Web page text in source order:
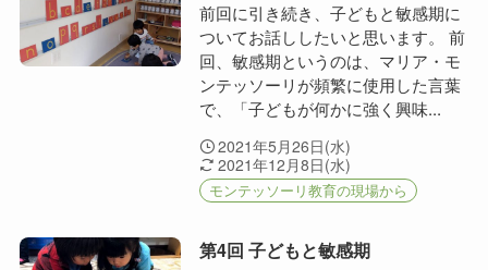
前回に引き続き、子どもと敏感期に
ついてお話ししたいと思います。 前
回、敏感期というのは、マリア・モ
ンテッソーリが頻繁に使用した言葉
で、「子どもが何かに強く興味...
2021年5月26日(水)
2021年12月8日(水)
モンテッソーリ教育の現場から
第4回 子どもと敏感期